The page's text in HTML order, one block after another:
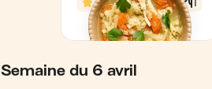
Semaine du 6 avril